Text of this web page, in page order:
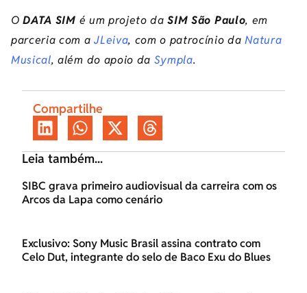
ODATA SIM é um projeto daSIM São Paulo, em
parceria com aJLeiva, com o patrocínio daNatura
Musical, além do apoio da Sympla.
Compartilhe
Leia também...
SIBC grava primeiro audiovisual da carreira com os
Arcos da Lapa como cenário
Exclusivo: Sony Music Brasil assina contrato com
Celo Dut, integrante do selo de Baco Exu do Blues